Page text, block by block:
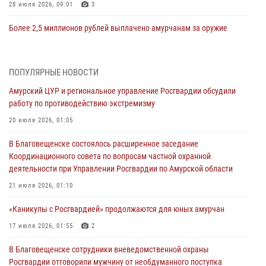
28 июля 2026, 09:01 3
Более 2,5 миллионов рублей выплачено амурчанам за оружие
Росгвардии Амурской области в период с 20 по 26 июля 2026 года
27 июля 2026, 06:28
охраны
23 июля 2026, 07:49
Амурчане смогут узнать об условиях поступления на службу в
23 июля 2026, 00:00
Координационного совета по вопросам частной охранной
деятельности при Управлении Росгвардии по Амурской области
ПОПУЛЯРНЫЕ НОВОСТИ
Амурский ЦУР и региональное управление Росгвардии обсудили
работу по противодействию экстремизму
20 июля 2026, 01:05
В Благовещенске состоялось расширенное заседание
Координационного совета по вопросам частной охранной
деятельности при Управлении Росгвардии по Амурской области
21 июля 2026, 01:10
«Каникулы с Росгвардией» продолжаются для юных амурчан
17 июля 2026, 01:55 2
В Благовещенске сотрудники вневедомственной охраны
Росгвардии отговорили мужчину от необдуманного поступка